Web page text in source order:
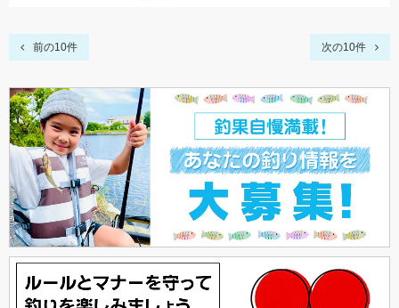
前の10件 次の10件